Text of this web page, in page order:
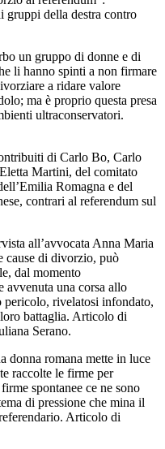
gruppi della destra contro
un gruppo di donne e di
li hanno spinti a non firmare
a ridare valore
ma è proprio questa presa
ultraconservatori.
di Carlo Bo, Carlo
Martini, del comitato
Romagna e del
contrari al referendum sul
all’avvocata Anna Maria
cause di divorzio, può
dal momento
avvenuta una corsa allo
pericolo, rivelatosi infondato,
battaglia. Articolo di
Serano.
donna romana mette in luce
raccolte le firme per
spontanee ce ne sono
di pressione che mina il
Articolo di